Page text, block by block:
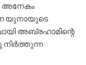
അനേകം
യുനായുടെ
അബ്രഹാമിന്റെ
നിർത്തുന്ന